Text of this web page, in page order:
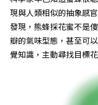
現與人類相似的抽象感
發現，熊蜂採花蜜不是
瓣的氣味型態，甚至可
覺知識，主動尋找目標